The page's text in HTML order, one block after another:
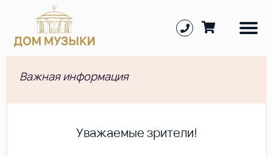
Важная информация
Уважаемые зрители!